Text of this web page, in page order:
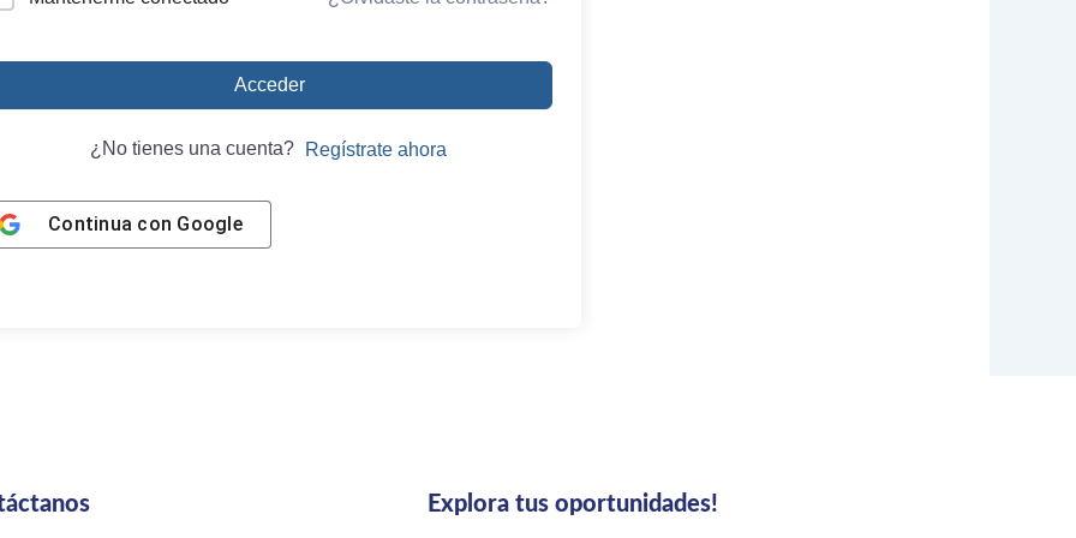
Acceder
¿No tienes una cuenta? Regístrate ahora
Continua con Google
Explora tus oportunidades!